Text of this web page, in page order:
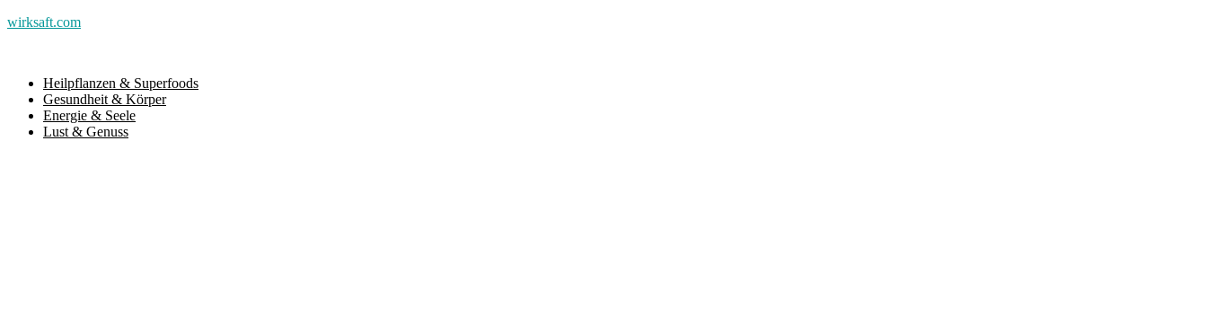
wirksaft.com
Heilpflanzen & Superfoods
Gesundheit & Körper
Energie & Seele
Lust & Genuss